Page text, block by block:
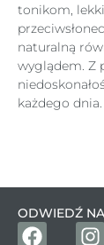
tonikom,
naturalną
wyglądem. Z
każdego dnia.
ODWIEDŹ